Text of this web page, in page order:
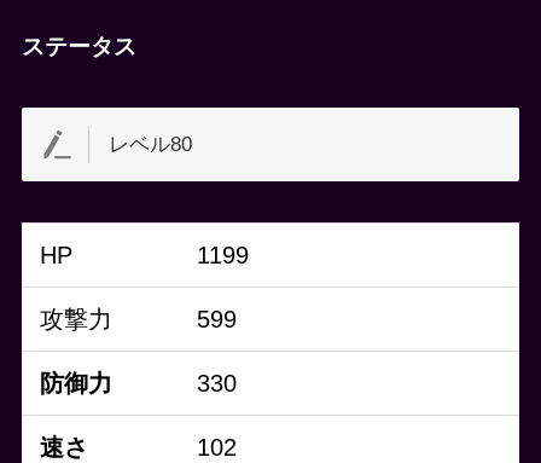
ステータス
レベル80
HP 1199
攻撃力 599
防御力 330
速さ 102